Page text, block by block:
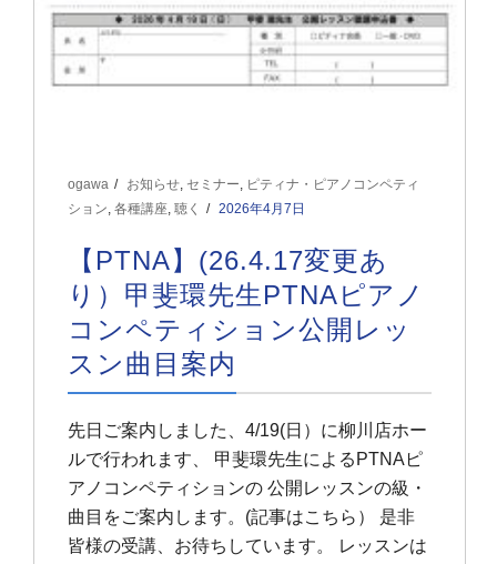
ogawa お知らせ, セミナー, ピティナ・ピアノコンペティ
ション, 各種講座, 聴く 2026年4月7日
【PTNA】(26.4.17変更あ
り）甲斐環先生PTNAピアノ
コンペティション公開レッ
スン曲目案内
先日ご案内しました、4/19(日）に柳川店ホー
ルで行われます、 甲斐環先生によるPTNAピ
アノコンペティションの 公開レッスンの級・
曲目をご案内します。(記事はこちら） 是非
皆様の受講、お待ちしています。 レッスンは